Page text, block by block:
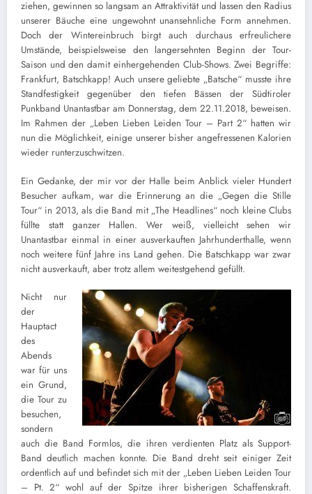
ziehen, gewinnen so langsam an Attraktivität und lassen den Radius
unserer Bäuche eine ungewohnt unansehnliche Form annehmen.
Doch der Wintereinbruch birgt auch durchaus erfreulichere
Umstände, beispielsweise den langersehnten Beginn der Tour-
Saison und den damit einhergehenden Club-Shows. Zwei Begriffe:
Frankfurt, Batschkapp! Auch unsere geliebte „Batsche“ musste ihre
Standfestigkeit gegenüber den tiefen Bässen der Südtiroler
Punkband Unantastbar am Donnerstag, dem 22.11.2018, beweisen.
Im Rahmen der „Leben Lieben Leiden Tour – Part 2“ hatten wir
nun die Möglichkeit, einige unserer bisher angefressenen Kalorien
wieder runterzuschwitzen.
Ein Gedanke, der mir vor der Halle beim Anblick vieler Hundert
Besucher aufkam, war die Erinnerung an die „Gegen die Stille
Tour“ in 2013, als die Band mit „The Headlines“ noch kleine Clubs
füllte statt ganzer Hallen. Wer weiß, vielleicht sehen wir
Unantastbar einmal in einer ausverkauften Jahrhunderthalle, wenn
noch weitere fünf Jahre ins Land gehen. Die Batschkapp war zwar
nicht ausverkauft, aber trotz allem weitestgehend gefüllt.
Nicht nur
der
Hauptact
des
Abends
war für uns
ein Grund,
die Tour zu
besuchen,
sondern
auch die Band Formlos, die ihren verdienten Platz als Support-
Band deutlich machen konnte. Die Band dreht seit einiger Zeit
ordentlich auf und befindet sich mit der „Leben Lieben Leiden Tour
– Pt. 2“ wohl auf der Spitze ihrer bisherigen Schaffenskraft.